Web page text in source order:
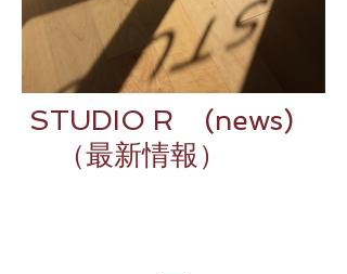
STUDIO R (news)
（最新情報）